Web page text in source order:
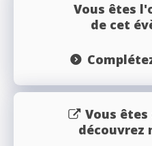
Vous êtes
de cet
Vous
découvrez